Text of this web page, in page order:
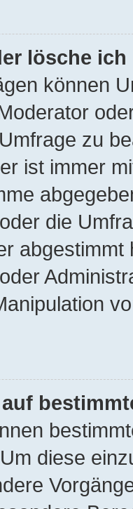
lösche
können
zu
ist immer
die
diese